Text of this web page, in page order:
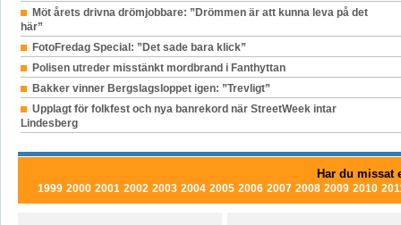
Möt årets drivna drömjobbare: ”Drömmen är att kunna leva på det
här”
FotoFredag Special: ”Det sade bara klick”
Polisen utreder misstänkt mordbrand i Fanthyttan
Bakker vinner Bergslagsloppet igen: ”Trevligt”
Upplagt för folkfest och nya banrekord när StreetWeek intar
Lindesberg
Har du missat
1999 2000 2001 2002 2003 2004 2005 2006 2007 2008 2009 2010